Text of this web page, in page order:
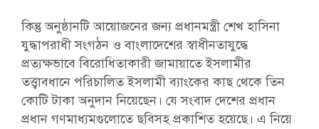
কিন্তু অনুষ্ঠানটি আয়োজনের জন্য প্রধানমন্ত্রী শেখ হাসিনা
যুদ্ধাপরাধী সংগঠন ও বাংলাদেশের স্বাধীনতাযুদ্ধে
প্রত্যক্ষভাবে বিরোধিতাকারী জামায়াতে ইসলামীর
তত্ত্বাবধানে পরিচালিত ইসলামী ব্যাংকের কাছ থেকে তিন
কোটি টাকা অনুদান নিয়েছেন। যে সংবাদ দেশের প্রধান
প্রধান গণমাধ্যমগুলোতে ছবিসহ প্রকাশিত হয়েছে। এ নিয়ে